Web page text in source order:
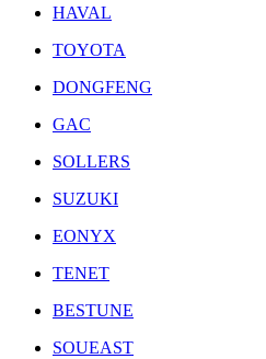
HAVAL
TOYOTA
DONGFENG
GAC
SOLLERS
SUZUKI
EONYX
TENET
BESTUNE
SOUEAST